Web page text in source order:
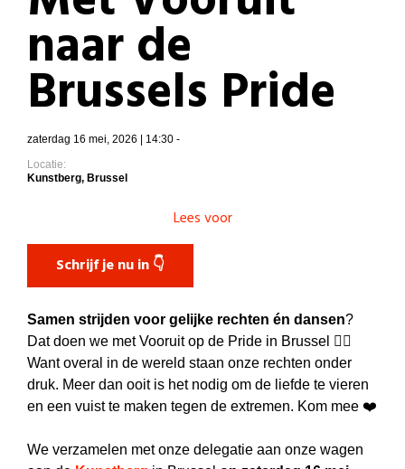
naar de
Brussels Pride
zaterdag 16 mei, 2026 | 14:30 -
Locatie:
Kunstberg, Brussel
Lees voor
Schrijf je nu in 👇
Samen strijden voor gelijke rechten én dansen?
Dat doen we met Vooruit op de Pride in Brussel 🏳️‍🌈
Want overal in de wereld staan onze rechten onder
druk. Meer dan ooit is het nodig om de liefde te vieren
en een vuist te maken tegen de extremen. Kom mee ❤️
We verzamelen met onze delegatie aan onze wagen